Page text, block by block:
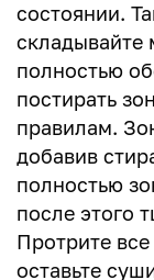
состоянии.
складывайте
полностью
постирать
правилам.
добавив
полностью
после этого
Протрите
оставьте